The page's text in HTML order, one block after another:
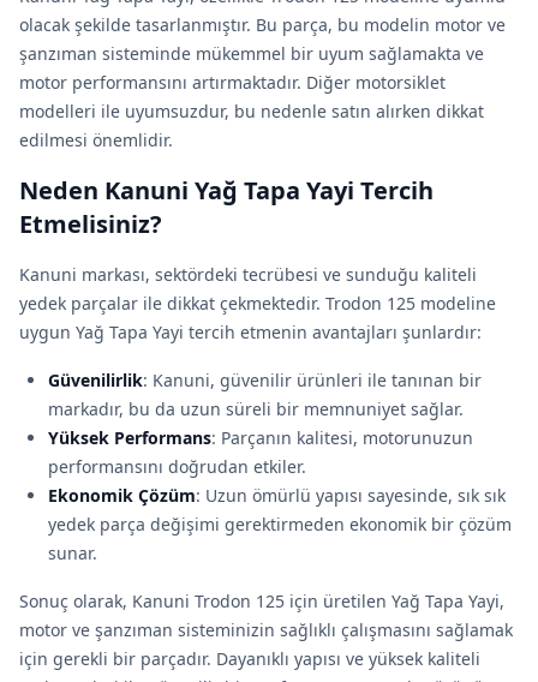
olacak şekilde tasarlanmıştır. Bu parça, bu modelin motor ve
şanzıman sisteminde mükemmel bir uyum sağlamakta ve
motor performansını artırmaktadır. Diğer motorsiklet
modelleri ile uyumsuzdur, bu nedenle satın alırken dikkat
edilmesi önemlidir.
Neden Kanuni Yağ Tapa Yayi Tercih
Etmelisiniz?
Kanuni markası, sektördeki tecrübesi ve sunduğu kaliteli
yedek parçalar ile dikkat çekmektedir. Trodon 125 modeline
uygun Yağ Tapa Yayi tercih etmenin avantajları şunlardır:
Güvenilirlik: Kanuni, güvenilir ürünleri ile tanınan bir
markadır, bu da uzun süreli bir memnuniyet sağlar.
Yüksek Performans: Parçanın kalitesi, motorunuzun
performansını doğrudan etkiler.
Ekonomik Çözüm: Uzun ömürlü yapısı sayesinde, sık sık
yedek parça değişimi gerektirmeden ekonomik bir çözüm
sunar.
Sonuç olarak, Kanuni Trodon 125 için üretilen Yağ Tapa Yayi,
motor ve şanzıman sisteminizin sağlıklı çalışmasını sağlamak
için gerekli bir parçadır. Dayanıklı yapısı ve yüksek kaliteli